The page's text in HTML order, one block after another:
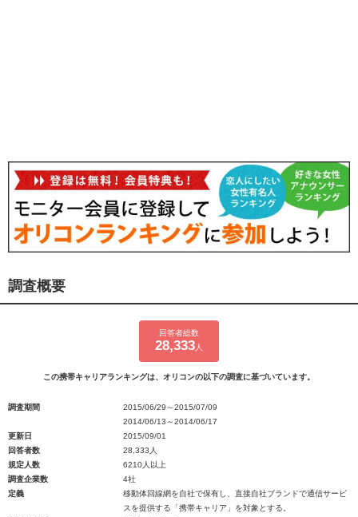
調査概要
回答者総数
28,333 人
この携帯キャリアランキングは、オリコンの以下の調査に基づいています。
調査期間
2015/06/29～2015/07/09
2014/06/13～2014/06/17
更新日
2015/09/01
回答者数
28,333人
規定人数
6210人以上
調査企業数
4社
定義
移動体回線網を自社で保有し、直接自社ブランドで通信サービ
スを提供する「携帯キャリア」を対象とする。